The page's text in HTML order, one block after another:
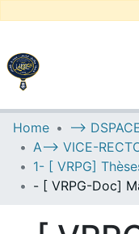
UNIVERSITY
Communities &
All of DSpace
Home